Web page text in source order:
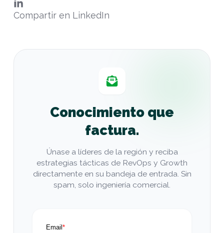
Compartir en LinkedIn
Conocimiento que
factura.
Únase a líderes de la región y reciba
estrategias tácticas de RevOps y Growth
directamente en su bandeja de entrada. Sin
spam, solo ingeniería comercial.